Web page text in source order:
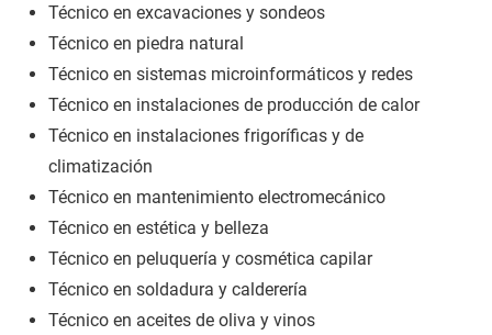
Técnico en excavaciones y sondeos
Técnico en piedra natural
Técnico en sistemas microinformáticos y redes
Técnico en instalaciones de producción de calor
Técnico en instalaciones frigoríficas y de
climatización
Técnico en mantenimiento electromecánico
Técnico en estética y belleza
Técnico en peluquería y cosmética capilar
Técnico en soldadura y calderería
Técnico en aceites de oliva y vinos